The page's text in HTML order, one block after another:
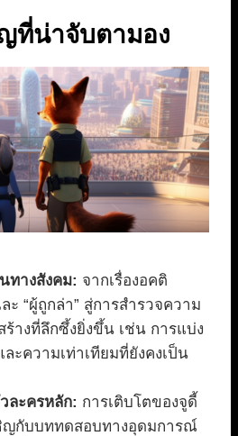
ที่น่าจับตามอง
ทางสังคม: จากเรื่องอคติ
ะ “ผู้ถูกล่า” สู่การสำรวจความ
ร้างที่ลึกซึ้งยิ่งขึ้น เช่น การแบ่ง
ะความเท่าเทียมที่ยังคงเป็น
ละครหลัก: การเติบโตของจูดี้
ญกับบททดสอบทางอุดมการณ์